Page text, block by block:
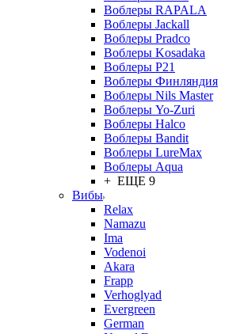
Воблеры RAPALA
Воблеры Jackall
Воблеры Pradco
Воблеры Kosadaka
Воблеры P21
Воблеры Финляндия
Воблеры Nils Master
Воблеры Yo-Zuri
Воблеры Halco
Воблеры Bandit
Воблеры LureMax
Воблеры Aqua
+ ЕЩЕ 9
Вибы
Relax
Namazu
Ima
Vodenoi
Akara
Frapp
Verhoglyad
Evergreen
German